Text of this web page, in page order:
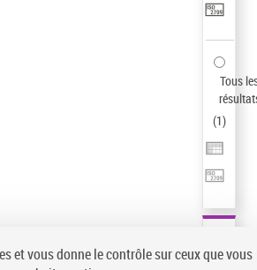
Tous
(1)
et vous donne le contrôle sur ceux que vous